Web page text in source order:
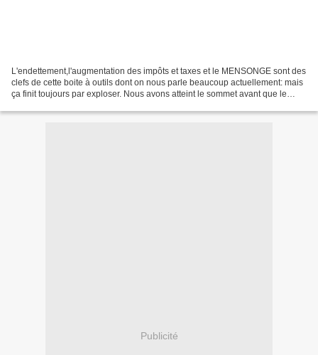
L'endettement,l'augmentation des impôts et taxes et le MENSONGE sont des
clefs de cette boite à outils dont on nous parle beaucoup actuellement: mais
ça finit toujours par exploser. Nous avons atteint le sommet avant que le
Publicité